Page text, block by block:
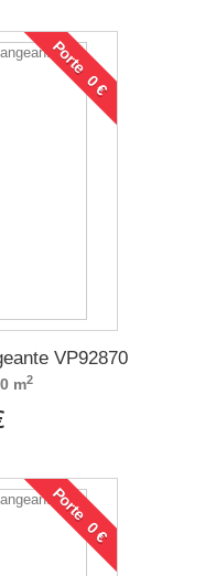
Porte 0 €
VP92870
m2
Porte 0 €